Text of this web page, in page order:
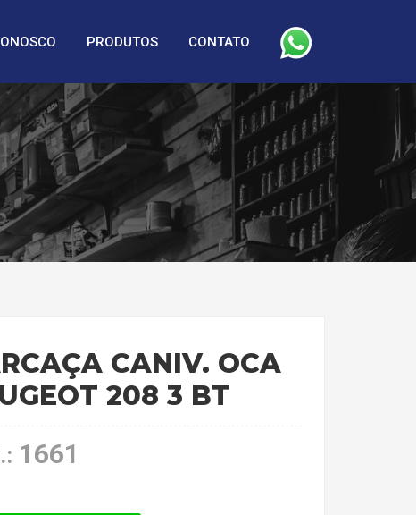
PRODUTOS CONTATO
CANIV. OCA
208 3 BT
1661